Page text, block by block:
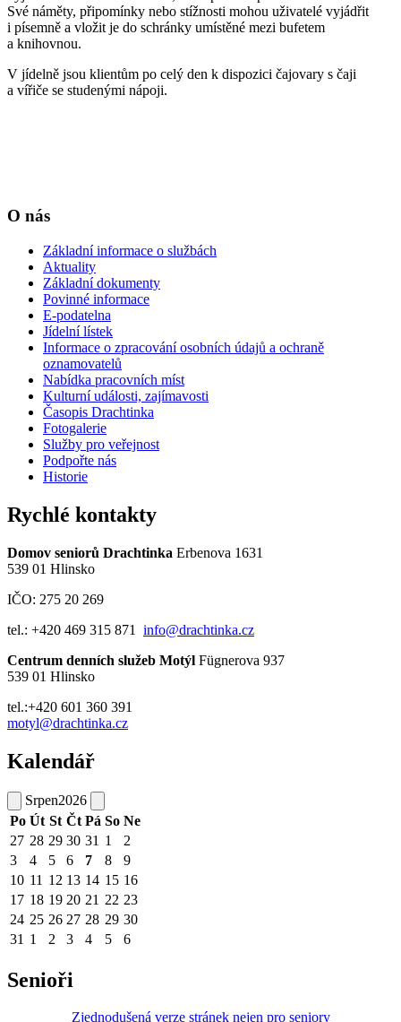
Své náměty, připomínky nebo stížnosti mohou uživatelé vyjádřit
i písemně a vložit je do schránky umístěné mezi bufetem
a knihovnou.
V jídelně jsou klientům po celý den k dispozici čajovary s čaji
a vířiče se studenými nápoji.
O nás
Základní informace o službách
Aktuality
Základní dokumenty
Povinné informace
E-podatelna
Jídelní lístek
Informace o zpracování osobních údajů a ochraně
oznamovatelů
Nabídka pracovních míst
Kulturní události, zajímavosti
Časopis Drachtinka
Fotogalerie
Služby pro veřejnost
Podpořte nás
Historie
Rychlé kontakty
Domov seniorů Drachtinka Erbenova 1631
539 01 Hlinsko
IČO: 275 20 269
tel.: +420 469 315 871 info@drachtinka.cz
Centrum denních služeb Motýl Fügnerova 937
539 01 Hlinsko
tel.:+420 601 360 391
motyl@drachtinka.cz
Kalendář
Srpen2026
Po Út St Čt Pá So Ne
27 28 29 30 31 1
2
3
4 5 6 7 8
9
10 11 12 13 14 15 16
17 18 19 20 21 22 23
24 25 26 27 28 29 30
31 1 2 3 4 5 6
Senioři
Zjednodušená verze stránek nejen pro seniory